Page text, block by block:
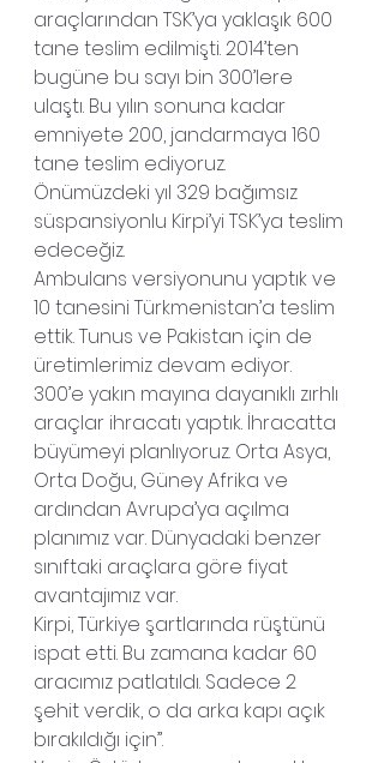
araçlarından TSK’ya yaklaşık 600
tane teslim edilmişti. 2014’ten
bugüne bu sayı bin 300’lere
ulaştı. Bu yılın sonuna kadar
emniyete 200, jandarmaya 160
tane teslim ediyoruz.
Önümüzdeki yıl 329 bağımsız
süspansiyonlu Kirpi’yi TSK’ya teslim
edeceğiz.
Ambulans versiyonunu yaptık ve
10 tanesini Türkmenistan’a teslim
ettik. Tunus ve Pakistan için de
üretimlerimiz devam ediyor.
300’e yakın mayına dayanıklı zırhlı
araçlar ihracatı yaptık. İhracatta
büyümeyi planlıyoruz. Orta Asya,
Orta Doğu, Güney Afrika ve
ardından Avrupa’ya açılma
planımız var. Dünyadaki benzer
sınıftaki araçlara göre fiyat
avantajımız var.
Kirpi, Türkiye şartlarında rüştünü
ispat etti. Bu zamana kadar 60
aracımız patlatıldı. Sadece 2
şehit verdik, o da arka kapı açık
bırakıldığı için”.